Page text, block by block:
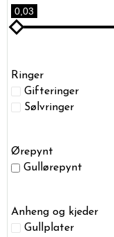
0,03
Ringer
Gifteringer
Sølvringer
Ørepynt
Gullørepynt
Anheng og kjeder
Gullplater